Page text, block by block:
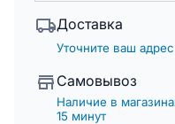
Доставка
Уточните ваш адрес
Самовывоз
Наличие в
15 минут